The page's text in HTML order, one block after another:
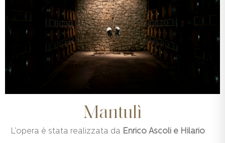
Mantulì
L’opera è stata realizzata da Enrico Ascoli e Hilario